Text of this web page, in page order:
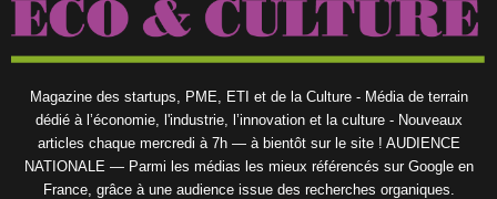
Magazine des startups, PME, ETI et de la Culture - Média de terrain
dédié à l’économie, l'industrie, l’innovation et la culture - Nouveaux
articles chaque mercredi à 7h — à bientôt sur le site ! AUDIENCE
NATIONALE — Parmi les médias les mieux référencés sur Google en
France, grâce à une audience issue des recherches organiques.